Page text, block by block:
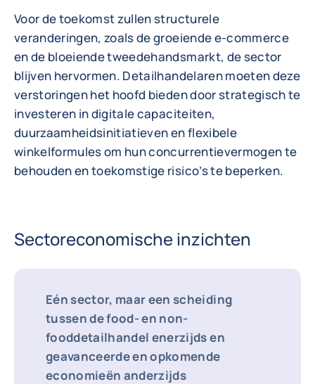
Voor de toekomst zullen structurele
veranderingen, zoals de groeiende e-commerce
en de bloeiende tweedehandsmarkt, de sector
blijven hervormen. Detailhandelaren moeten deze
verstoringen het hoofd bieden door strategisch te
investeren in digitale capaciteiten,
duurzaamheidsinitiatieven en flexibele
winkelformules om hun concurrentievermogen te
behouden en toekomstige risico’s te beperken.
Sectoreconomische inzichten
Eén sector, maar een scheiding
tussen de food- en non-
fooddetailhandel enerzijds en
geavanceerde en opkomende
economieën anderzijds